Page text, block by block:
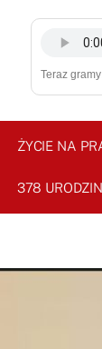
Teraz
ŻYCIE NA
378